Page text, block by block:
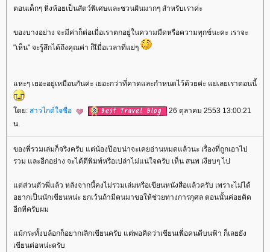
ตอนเด็กๆ หิ่งห้อยเป็นสัตว์พิเศษและชวนฝันมากๆ สำหรับเราค่ะ
ของบางอย่าง จะมีค่าก็ต่อเมื่อเราตกอยู่ในความมืดหรือความทุกข์นะคะ เราจะ
"เห็น" จะรู้สึกได้ถึงคุณค่า ก็เืมื่อเวลาที่แย่ๆ
หะๆ เยอะอยู่เหมือนกันค่ะ เยอะกว่าที่คาดและกำหนดไว้ด้วยค่ะ แย่เลยเราตอนนี้
ดย: สาวไกด์ใจซื่อ
26 ตุลาคม 2553 13:00:21
น.
ของพี่รวมเล่มก็จริงครับ แต่น้องป๊อบน่าจะเคยอ่านหมดแล้วนะ เรื่องที่ถูกเอาไป
รวม และอีกอย่าง จะได้ตีพิมพ์หรือเปล่าไม่แน่ใจครับ เห็น สนพ เงียบๆ ไป
ต่ส่วนตัวพี่แล้ว หลังจากนี้คงไม่รวมเล่มหรือเขียนหนังสือแล้วครับ เพราะไม่ได้
อยากเป็นนักเขียนหน่ะ ยกเว้นถ้ามีคนมาขอให้ช่วยทางการกุศล ตอนนั้นค่อยคิด
อีกทีครับผม
ม้กระทั้งบล้อกก็อยากเลิกเขียนครับ แต่พอคิดว่าเขียนเพื่อคนดีบนฟ้า ก็เลยยัง
เขียนต่อหน่ะครับ